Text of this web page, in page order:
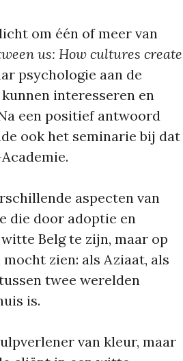
om één of meer van
us: How cultures create
psychologie aan de
interesseren en
een positief antwoord
ook het seminarie bij dat
aspecten van
die door adoptie en
Belg te zijn, maar op
zien: als Aziaat, als
twee werelden
is.
van kleur, maar